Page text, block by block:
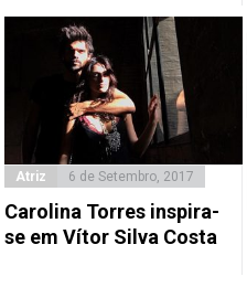
Atriz 6 de Setembro, 2017
Carolina Torres inspira-
se em Vítor Silva Costa